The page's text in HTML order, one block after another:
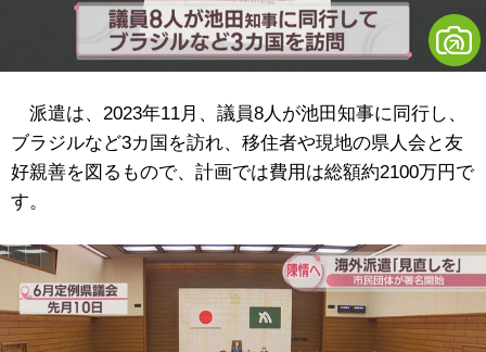
派遣は、2023年11月、議員8人が池田知事に同行し、
ブラジルなど3カ国を訪れ、移住者や現地の県人会と友
好親善を図るもので、計画では費用は総額約2100万円で
す。